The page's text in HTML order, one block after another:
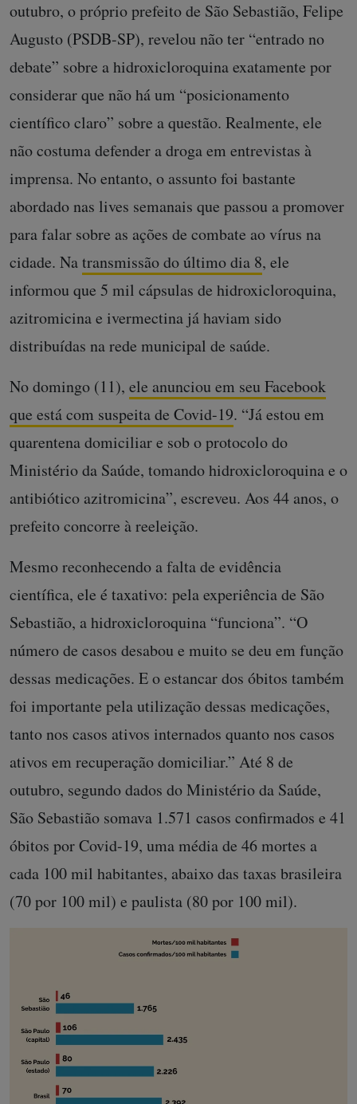
outubro, o próprio prefeito de São Sebastião, Felipe
Augusto (PSDB-SP), revelou não ter “entrado no
debate” sobre a hidroxicloroquina exatamente por
considerar que não há um “posicionamento
científico claro” sobre a questão. Realmente, ele
não costuma defender a droga em entrevistas à
imprensa. No entanto, o assunto foi bastante
abordado nas lives semanais que passou a promover
para falar sobre as ações de combate ao vírus na
cidade. Natransmissão do último dia 8, ele
informou que 5 mil cápsulas de hidroxicloroquina,
azitromicina e ivermectina já haviam sido
distribuídas na rede municipal de saúde.
No domingo (11), ele anunciou em seu Facebook
que está com suspeita de Covid-19. “Já estou em
quarentena domiciliar e sob o protocolo do
Ministério da Saúde, tomando hidroxicloroquina e o
antibiótico azitromicina”, escreveu. Aos 44 anos, o
prefeito concorre à reeleição.
Mesmo reconhecendo a falta de evidência
científica, ele é taxativo: pela experiência de São
Sebastião, a hidroxicloroquina “funciona”. “O
número de casos desabou e muito se deu em função
dessas medicações. E o estancar dos óbitos também
foi importante pela utilização dessas medicações,
tanto nos casos ativos internados quanto nos casos
ativos em recuperação domiciliar.” Até 8 de
outubro, segundo dados do Ministério da Saúde,
São Sebastião somava 1.571 casos confirmados e 41
óbitos porCovid-19, uma média de 46 mortes a
cada 100 mil habitantes, abaixo das taxas brasileira
(70 por 100 mil) e paulista (80 por 100 mil).